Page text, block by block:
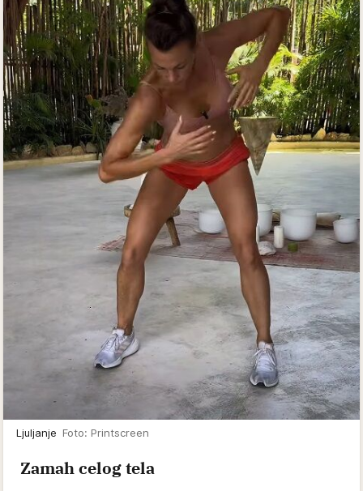
Ljuljanje Foto: Printscreen
Zamah celog tela